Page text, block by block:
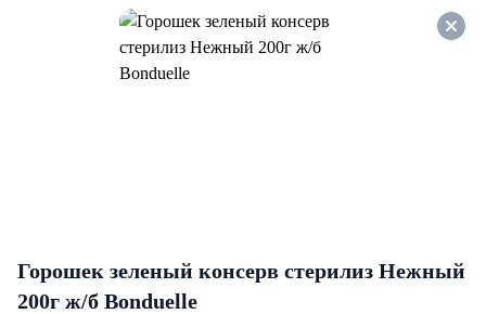
Оформляйте заказ НА
САМОВЫВОЗ и получайте
СКИДКУ 7%
Горошек зеленый консерв стерилиз Нежный
200г ж/б Bonduelle